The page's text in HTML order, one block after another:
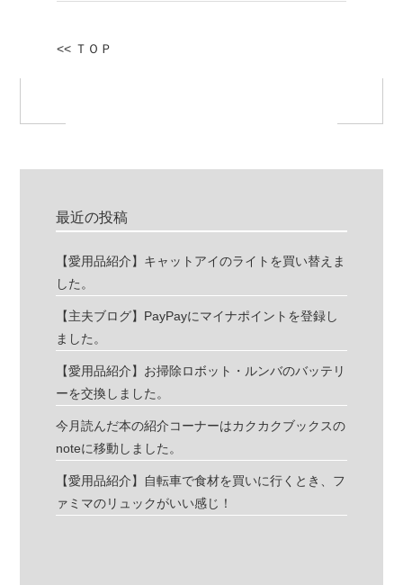
<< ＴＯＰ
最近の投稿
【愛用品紹介】キャットアイのライトを買い替えま
した。
【主夫ブログ】PayPayにマイナポイントを登録し
ました。
【愛用品紹介】お掃除ロボット・ルンバのバッテリ
ーを交換しました。
今月読んだ本の紹介コーナーはカクカクブックスの
noteに移動しました。
【愛用品紹介】自転車で食材を買いに行くとき、フ
ァミマのリュックがいい感じ！